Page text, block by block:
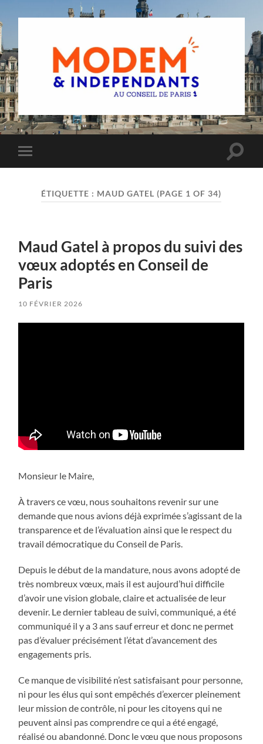
Groupe
MoDem
et
de
Toggle
mobile
Toggle
ÉTIQUETTE : MAUD GATEL (PAGE 1 OF 34)
Maud Gatel à propos du suivi des
vœux adoptés en Conseil de
Paris
10 FÉVRIER 2026
Monsieur le Maire,
À travers ce vœu, nous souhaitons revenir sur une
demande que nous avions déjà exprimée s’agissant de la
transparence et de l’évaluation ainsi que le respect du
travail démocratique du Conseil de Paris.
Depuis le début de la mandature, nous avons adopté de
très nombreux vœux, mais il est aujourd’hui difficile
d’avoir une vision globale, claire et actualisée de leur
devenir. Le dernier tableau de suivi, communiqué, a été
communiqué il y a 3 ans sauf erreur et donc ne permet
pas d’évaluer précisément l’état d’avancement des
engagements pris.
Ce manque de visibilité n’est satisfaisant pour personne,
ni pour les élus qui sont empêchés d’exercer pleinement
leur mission de contrôle, ni pour les citoyens qui ne
peuvent ainsi pas comprendre ce qui a été engagé,
réalisé ou abandonné. Donc le vœu que nous proposons